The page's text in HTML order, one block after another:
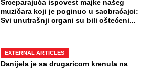
Srceparajuća ispovest majke našeg
muzičara koji je poginuo u saobraćajci:
Svi unutrašnji organi su bili oštećeni...
EXTERNAL ARTICLES
Danijela je sa drugaricom krenula na